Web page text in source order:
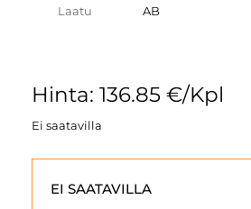
Laatu AB
Hinta: 136.85 €/Kpl
Ei saatavilla
EI SAATAVILLA